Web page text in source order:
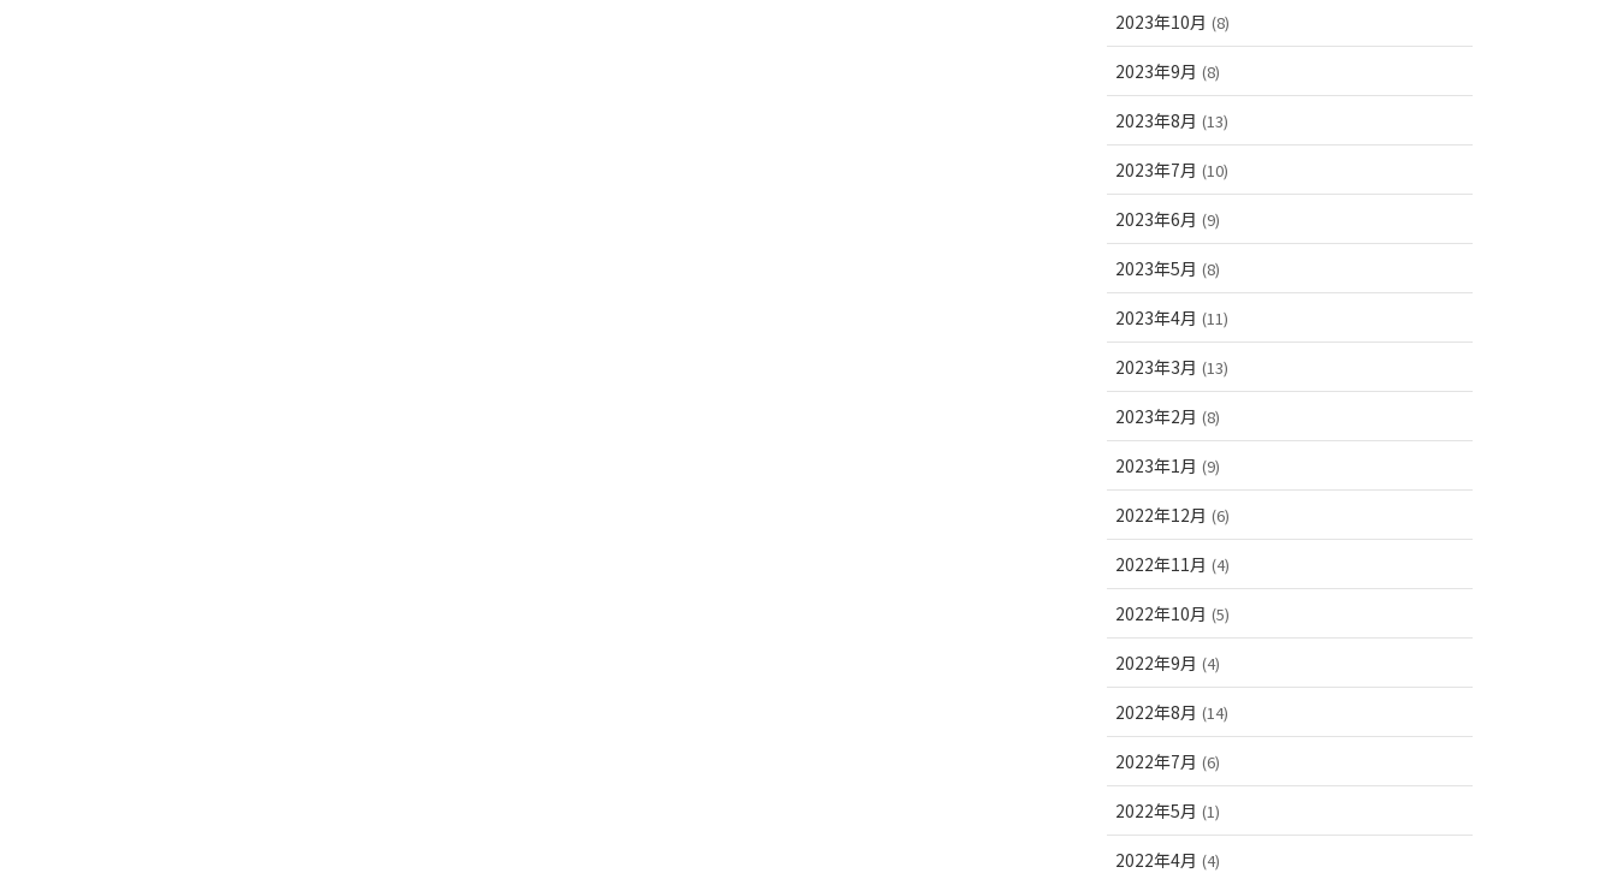
2023年10月 (8)
2023年9月 (8)
2023年8月 (13)
2023年7月 (10)
2023年6月 (9)
2023年5月 (8)
2023年4月 (11)
2023年3月 (13)
2023年2月 (8)
2023年1月 (9)
2022年12月 (6)
2022年11月 (4)
2022年10月 (5)
2022年9月 (4)
2022年8月 (14)
2022年7月 (6)
2022年5月 (1)
2022年4月 (4)